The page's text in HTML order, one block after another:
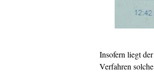
Insofern liegt
Verfahren